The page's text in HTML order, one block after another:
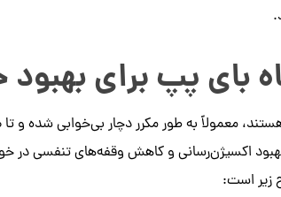
بای پپ برای
معمولاً به طور مکرر دچار بی‌خوابی شده و
اکسیژن‌رسانی و کاهش وقفه‌های تنفسی در
زیر است: